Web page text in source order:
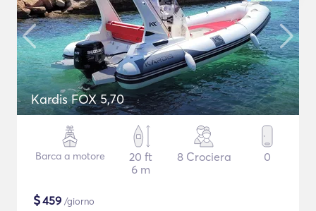
Kardis FOX 5,70
Barca a motore
20 ft
6 m
8 Crociera 0
$459 /giorno